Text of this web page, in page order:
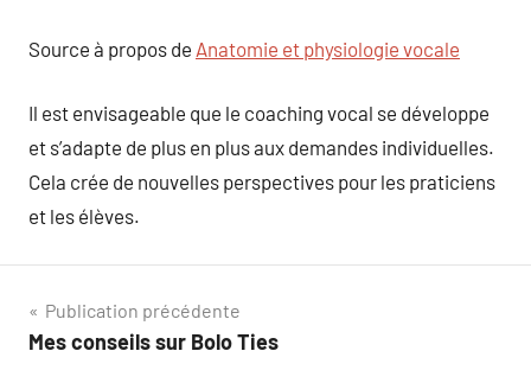
Source à propos de Anatomie et physiologie vocale
Il est envisageable que le coaching vocal se développe
et s’adapte de plus en plus aux demandes individuelles.
Cela crée de nouvelles perspectives pour les praticiens
et les élèves.
Navigation
de
Publication précédente
Mes conseils sur Bolo Ties